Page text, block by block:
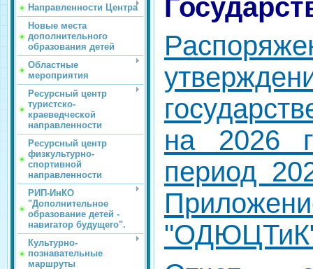
Направленности Центра
Новые места
дополнительного
образования детей
Областные
мероприятия
Ресурсный центр
туристско-
краеведческой
направленности
Ресурсный центр
физкультурно-
спортивной
направленности
РИП-ИнКО
"Дополнительное
образование детей -
навигатор будущего".
Культурно-
познавательные
маршруты
на 2026
период